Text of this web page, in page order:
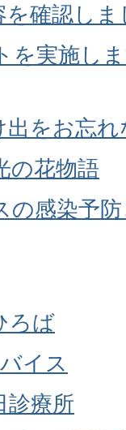
を確認し
を実施し
出をお忘
の花物語
の感染予
ろば
イス
診療所